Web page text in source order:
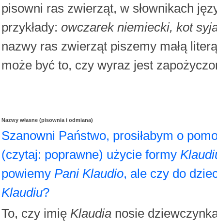
pisowni ras zwierząt, w słownikach
przykłady: owczarek niemiecki, kot
nazwy ras zwierząt piszemy małą
może być to, czy wyraz jest
Nazwy własne (pisownia i odmiana)
Szanowni Państwo, prosiłabym o
(czytaj: poprawne) użycie formy
powiemy Pani Klaudio, ale czy do
Klaudiu?
To, czy imię Klaudia nosie